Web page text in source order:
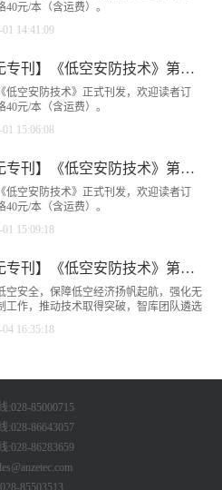
40元/本（含运费）。
01 14:41:09
【反无专刊】《低空安防技术》第四期上线
低空安防技术》正式刊发，欢迎读者订
40元/本（含运费）。
01 15:06:08
【反无专刊】《低空安防技术》第五期上线
低空安防技术》正式刊发，欢迎读者订
40元/本（含运费）。
01 15:09:18
【反无专刊】《低空安防技术》第六期上线
空安全，保障低空经济扬帆起航，强化无
工作，推动技术取得突破，智库团队遴选
动态，编纂形成《低空安防技术》第六
04 16:35:18
:028-85000715
:028-86643057
:028-86283659
85503513